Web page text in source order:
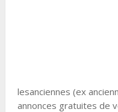
lesanciennes (ex
annonces gratuites de